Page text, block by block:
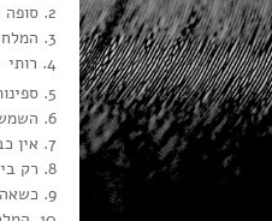
2. סופה
3. המלח שלי
4. רותי
5. ספינות שרבורג
6. השמש בפיראוס
7. אין כבר דרך חזרה
8. רק בישראל
9. כשאהיה גדול